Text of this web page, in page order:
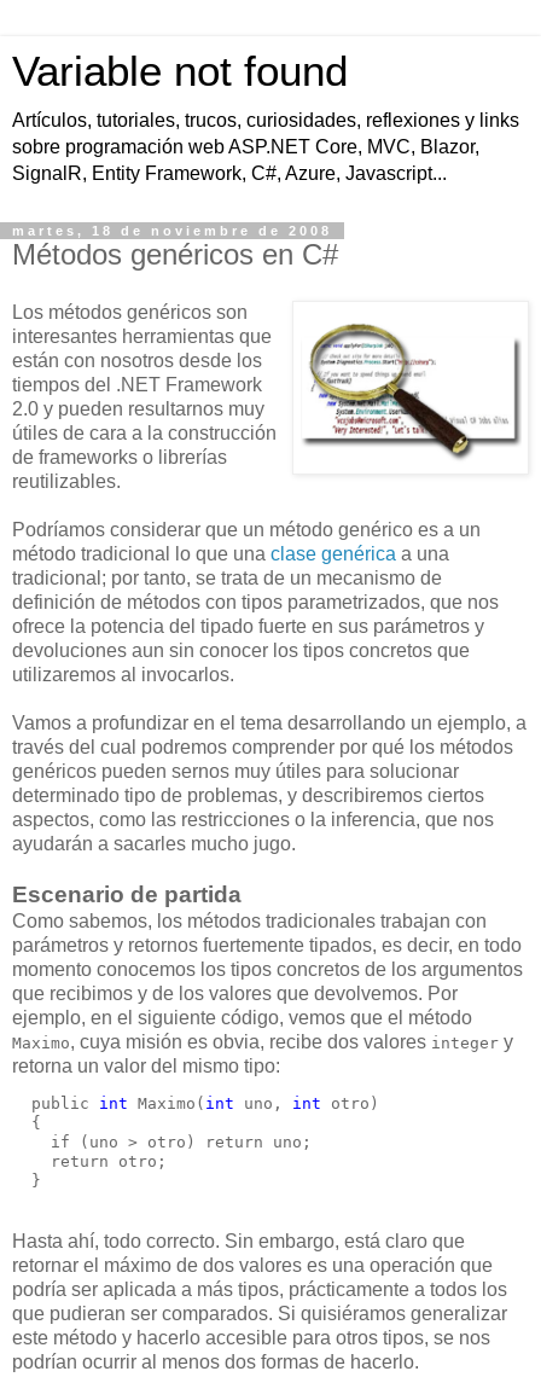
Variable not found
Artículos, tutoriales, trucos, curiosidades, reflexiones y links
sobre programación web ASP.NET Core, MVC, Blazor,
SignalR, Entity Framework, C#, Azure, Javascript...
martes, 18 de noviembre de 2008
Métodos genéricos en C#
Los métodos genéricos son
interesantes herramientas que
están con nosotros desde los
tiempos del .NET Framework
2.0 y pueden resultarnos muy
útiles de cara a la construcción
de frameworks o librerías
reutilizables.
Podríamos considerar que un método genérico es a un
método tradicional lo que una clase genérica a una
tradicional; por tanto, se trata de un mecanismo de
definición de métodos con tipos parametrizados, que nos
ofrece la potencia del tipado fuerte en sus parámetros y
devoluciones aun sin conocer los tipos concretos que
utilizaremos al invocarlos.
Vamos a profundizar en el tema desarrollando un ejemplo, a
través del cual podremos comprender por qué los métodos
genéricos pueden sernos muy útiles para solucionar
determinado tipo de problemas, y describiremos ciertos
aspectos, como las restricciones o la inferencia, que nos
ayudarán a sacarles mucho jugo.
Escenario de partida
Como sabemos, los métodos tradicionales trabajan con
parámetros y retornos fuertemente tipados, es decir, en todo
momento conocemos los tipos concretos de los argumentos
que recibimos y de los valores que devolvemos. Por
ejemplo, en el siguiente código, vemos que el método
Maximo, cuya misión es obvia, recibe dos valores integer y
retorna un valor del mismo tipo:
  public
int Maximo( int uno, int otro)
  {
    if (uno > otro) return uno;
    return otro;
  }
Hasta ahí, todo correcto. Sin embargo, está claro que
retornar el máximo de dos valores es una operación que
podría ser aplicada a más tipos, prácticamente a todos los
que pudieran ser comparados. Si quisiéramos generalizar
este método y hacerlo accesible para otros tipos, se nos
podrían ocurrir al menos dos formas de hacerlo.